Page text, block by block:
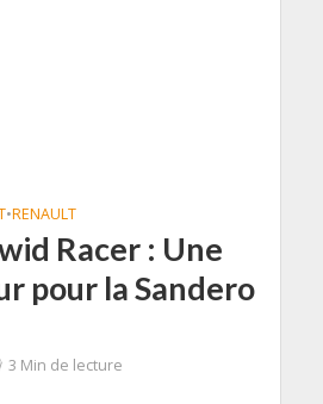
•RENAULT
Racer : Une
pour la Sandero
3 Min de lecture